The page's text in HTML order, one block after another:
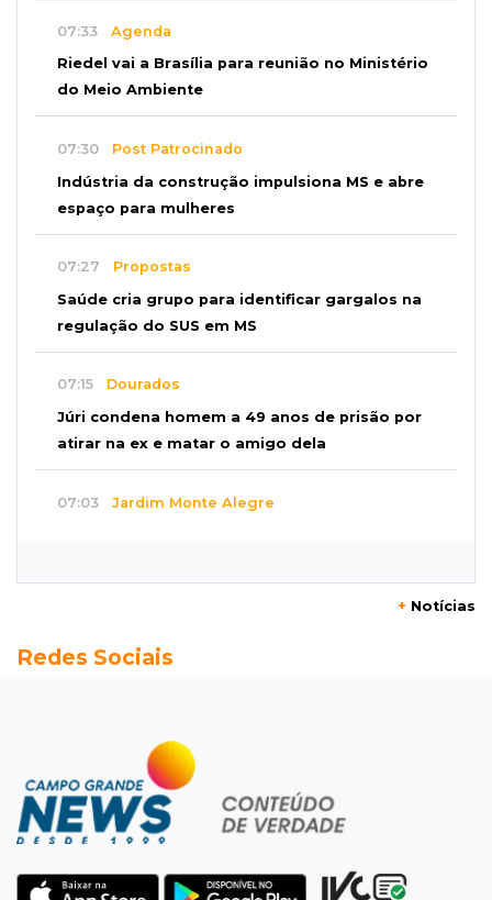
07:33 Agenda
Riedel vai a Brasília para reunião no Ministério
do Meio Ambiente
07:30 Post Patrocinado
Indústria da construção impulsiona MS e abre
espaço para mulheres
07:27 Propostas
Saúde cria grupo para identificar gargalos na
regulação do SUS em MS
07:15 Dourados
Júri condena homem a 49 anos de prisão por
atirar na ex e matar o amigo dela
07:03 Jardim Monte Alegre
Sertão tem presente pro Paizão a partir de 10
Resultado da enquete
Agressores de mulher deveriam usar
tornozeleira rosa, dizem 85% dos leitores
20 anos da Lei Maria da Penha: o que ainda
+ Notícias
Redes Sociais